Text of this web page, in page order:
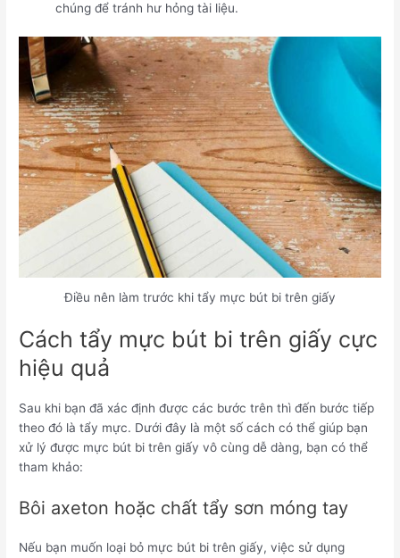
chúng để tránh hư hỏng tài liệu.
Điều nên làm trước khi tẩy mực bút bi trên giấy
Cách tẩy mực bút bi trên giấy cực
hiệu quả
Sau khi bạn đã xác định được các bước trên thì đến bước tiếp
theo đó là tẩy mực. Dưới đây là một số cách có thể giúp bạn
xử lý được mực bút bi trên giấy vô cùng dễ dàng, bạn có thể
tham khảo:
Bôi axeton hoặc chất tẩy sơn móng tay
Nếu bạn muốn loại bỏ mực bút bi trên giấy, việc sử dụng